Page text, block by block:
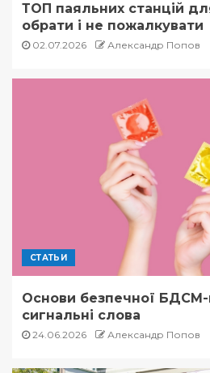
ТОП паяльних станцій
обрати і не пожалкувати
02.07.2026 Александр Попов
СТАТЬИ
Основи безпечної БДСМ-
сигнальні слова
24.06.2026 Александр Попов